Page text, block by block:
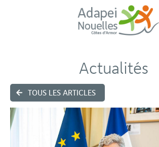
TOUS LES ARTICLES
Actualités